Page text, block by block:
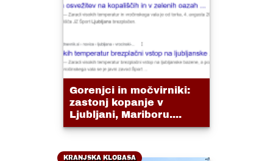
Gorenjci in močvirniki:
zastonj kopanje v
Ljubljani, Mariboru....
KRANJSKA KLOBASA